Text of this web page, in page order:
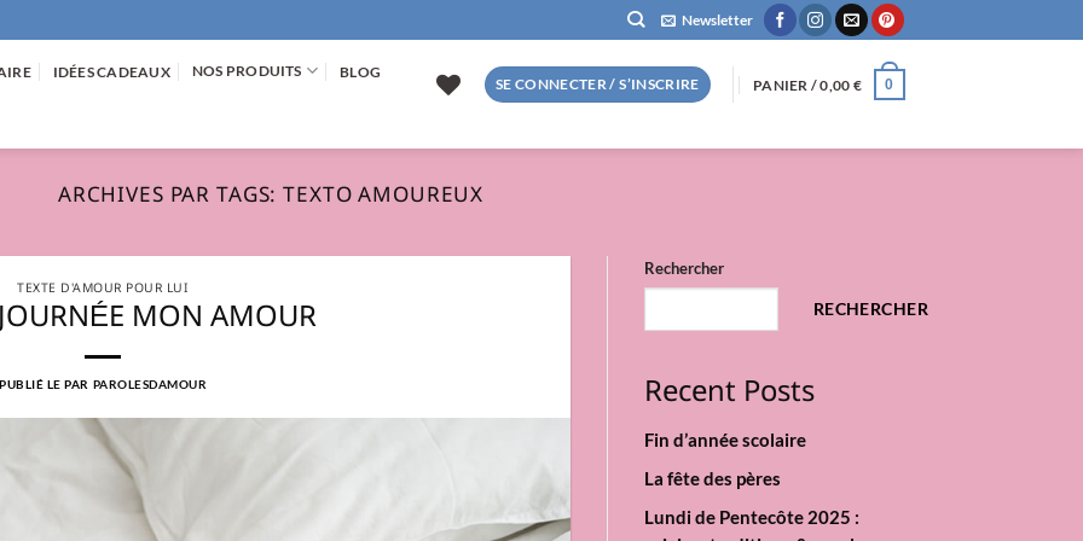
Newsletter
IDÉES CADEAUX NOS PRODUITS BLOG
SE CONNECTER / S’INSCRIRE PANIER /0,00 € 0
ARCHIVES PAR TAGS:TEXTO AMOUREUX
TEXTE D'AMOUR POUR LUI
MON AMOUR
PUBLIÉ LEPAR PAROLESDAMOUR
Rechercher
RECHERCHER
Recent Posts
Fin d’année scolaire
La fête des pères
Lundi de Pentecôte 2025 :